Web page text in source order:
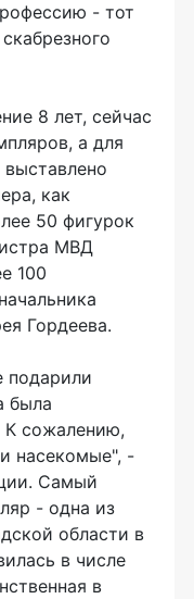
- тот
8 лет, сейчас
а для
как
50 фигурок
МВД
100
Гордеева.
подарили
была
К сожалению,
насекомые", -
Самый
- одна из
области в
в числе
в